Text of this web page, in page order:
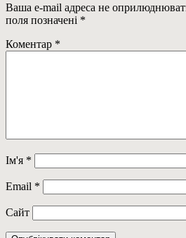
Ваша e-mail адреса не
поля позначені *
Коментар *
Ім'я *
Email *
Сайт